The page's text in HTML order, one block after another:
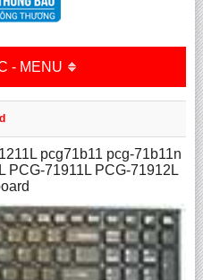
- MENU
pcg71b11 pcg-71b11n
PCG-71911L PCG-71912L